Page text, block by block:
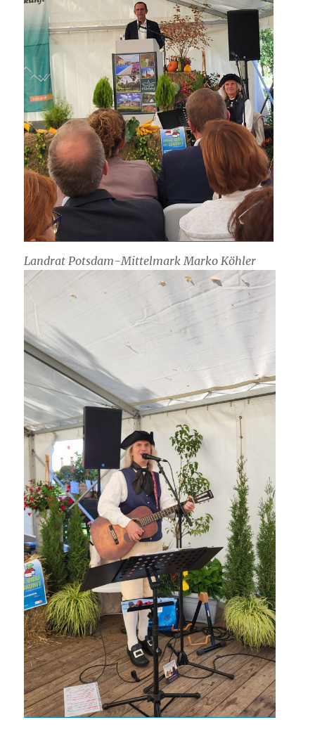
Landrat Potsdam-Mittelmark Marko Köhler